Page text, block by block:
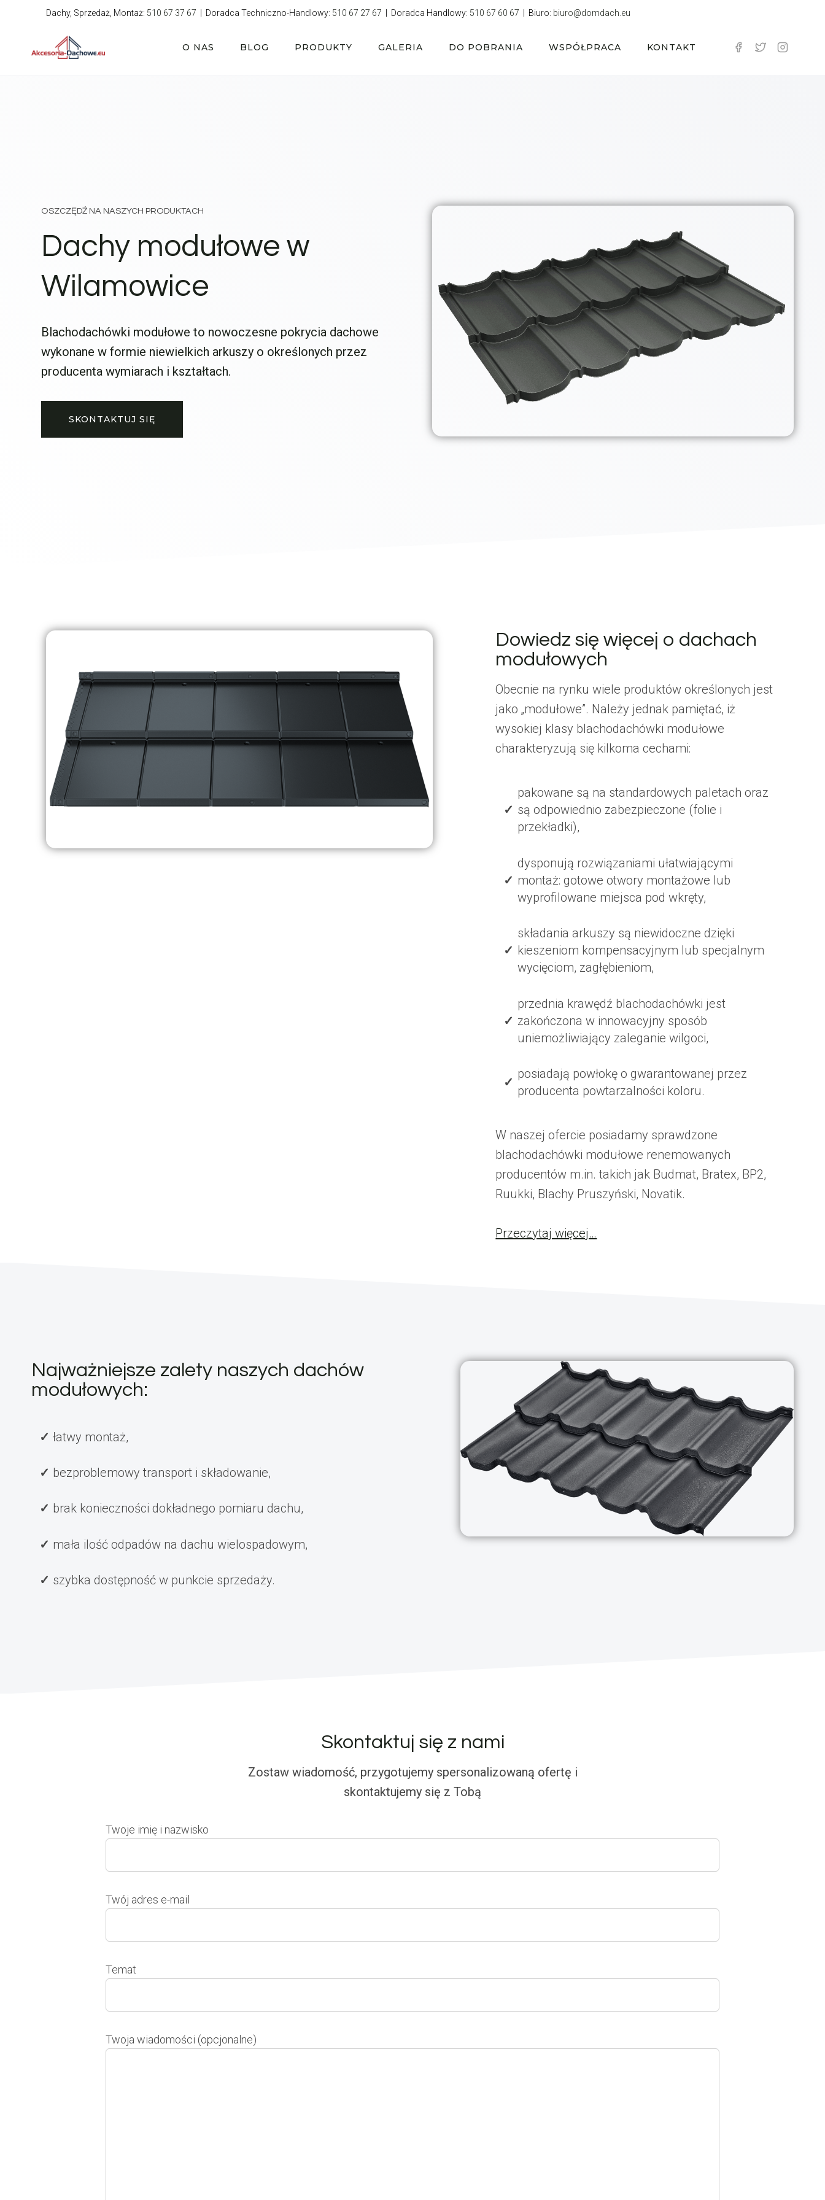
Dachy, Sprzedaż, Montaż: 510 67 37 67 | Doradca Techniczno-Handlowy: 510 67 27 67 | Doradca Handlowy: 510 67 60 67 | Biuro: biuro@domdach.eu
O NAS BLOG PRODUKTY GALERIA DO POBRANIA WSPÓŁPRACA KONTAKT
OSZCZĘDŹ NA NASZYCH PRODUKTACH
Dachy modułowe w
Wilamowice
Blachodachówki modułowe to nowoczesne pokrycia dachowe
wykonane w formie niewielkich arkuszy o określonych przez
producenta wymiarach i kształtach.
SKONTAKTUJ SIĘ
Dowiedz się więcej o dachach
modułowych
Obecnie na rynku wiele produktów określonych jest
jako „modułowe”. Należy jednak pamiętać, iż
wysokiej klasy blachodachówki modułowe
charakteryzują się kilkoma cechami:
pakowane są na standardowych paletach oraz
są odpowiednio zabezpieczone (folie i
przekładki),
dysponują rozwiązaniami ułatwiającymi
montaż: gotowe otwory montażowe lub
wyprofilowane miejsca pod wkręty,
składania arkuszy są niewidoczne dzięki
kieszeniom kompensacyjnym lub specjalnym
wycięciom, zagłębieniom,
przednia krawędź blachodachówki jest
zakończona w innowacyjny sposób
uniemożliwiający zaleganie wilgoci,
posiadają powłokę o gwarantowanej przez
producenta powtarzalności koloru.
W naszej ofercie posiadamy sprawdzone
blachodachówki modułowe renemowanych
producentów m.in. takich jak Budmat, Bratex, BP2,
Ruukki, Blachy Pruszyński, Novatik.
Przeczytaj więcej…
Najważniejsze zalety naszych dachów
modułowych:
łatwy montaż,
bezproblemowy transport i składowanie,
brak konieczności dokładnego pomiaru dachu,
mała ilość odpadów na dachu wielospadowym,
szybka dostępność w punkcie sprzedaży.
Skontaktuj się z nami
Zostaw wiadomość, przygotujemy spersonalizowaną ofertę i
skontaktujemy się z Tobą
Twoje imię i nazwisko
Twój adres e-mail
Temat
Twoja wiadomości (opcjonalne)